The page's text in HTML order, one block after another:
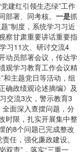
建红引领生态绿”工作
署、同考核。 一是抓
”制度，系统学习习近
察甘肃重要讲话重要指
习11次、研讨交流4
动员部署会议，传达学
观学习教育工作会议精
和主题党日等活动，组
确政绩观论述摘编》及
交流3次，警示教育3
面深入查摆问题，分
时限，扎实开展集中整
的8个问题已完成整改
任，强化廉政建设。
双责”，落实“三重一